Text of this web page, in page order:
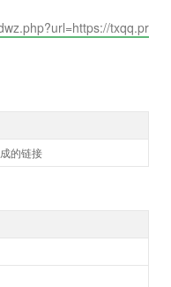
txqq.pr
的链接